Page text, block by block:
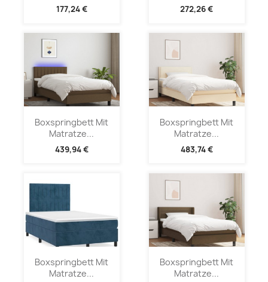
177,24 € 272,26 €
Boxspringbett Mit
Matratze...
439,94 €
Boxspringbett Mit
Matratze...
483,74 €
Boxspringbett Mit
Matratze...
Boxspringbett Mit
Matratze...